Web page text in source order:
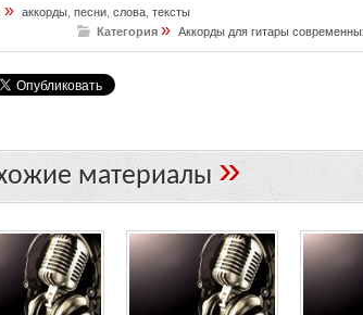
» аккорды песни слова тексты
Категория » Аккорды для гитары
материалы»